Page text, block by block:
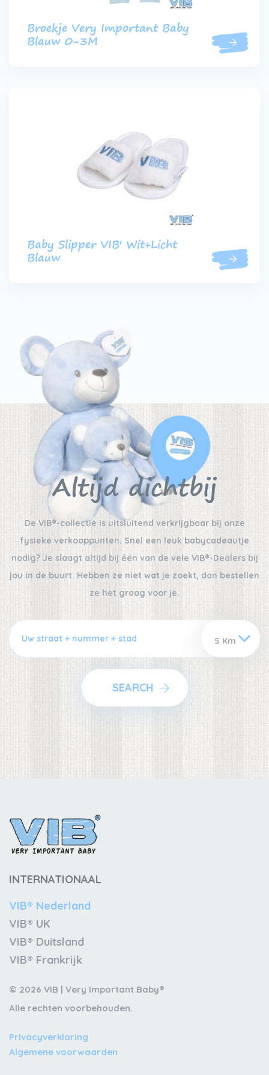
Broekje Very Important Baby
Blauw 0-3M
Baby Slipper VIB' Wit+Licht
Blauw
Altijd dichtbij
De VIB®-collectie is uitsluitend verkrijgbaar bij onze
fysieke verkooppunten. Snel een leuk babycadeautje
nodig? Je slaagt altijd bij één van de vele VIB®-Dealers bij
jou in de buurt. Hebben ze niet wat je zoekt, dan bestellen
ze het graag voor je.
SEARCH
INTERNATIONAAL
VIB® Nederland
VIB® UK
VIB® Duitsland
VIB® Frankrijk
© 2026 VIB | Very Important Baby®
Alle rechten voorbehouden.
Privacyverklaring
Algemene voorwaarden